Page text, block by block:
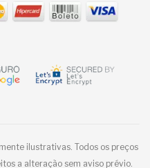
ilustrativas. Todos os preços
a alteração sem aviso prévio.